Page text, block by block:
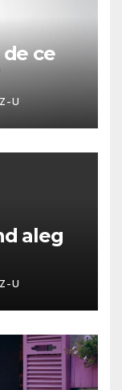
ce
U
aleg
U